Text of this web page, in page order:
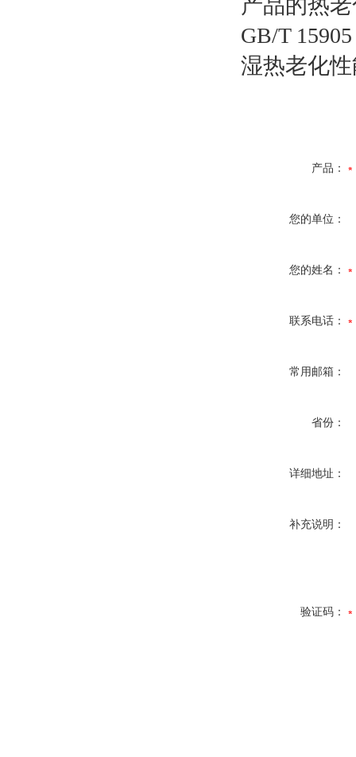
产品的热
GB/T
湿热老化
产品：
您的单位：
您的姓名：
联系电话：
常用邮箱：
省份：
详细地址：
补充说明：
验证码：